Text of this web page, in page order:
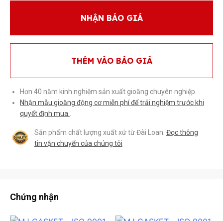
NHẬN BÁO GIÁ
THÊM VÀO BÁO GIÁ
Hơn 40 năm kinh nghiệm sản xuất gioăng chuyên nghiệp.
Nhận mẫu gioăng động cơ miễn phí để trải nghiệm trước khi
quyết định mua.
Sản phẩm chất lượng xuất xứ từ Đài Loan. Đọc thông
tin vận chuyển của chúng tôi
Chứng nhận